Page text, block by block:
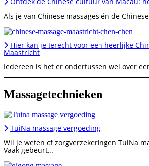
Als je van Chinese massages én de
Hier kan je terecht voor een heerlijke
Maastricht
Iedereen is het er ondertussen wel over
Massagetechnieken
TuiNa massage vergoeding
Wil je weten of zorgverzekeringen TuiNa
Vaak gebeurt...